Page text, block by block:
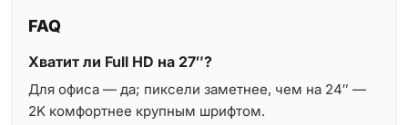
FAQ
Хватит ли Full HD на 27″?
Для офиса — да; пиксели заметнее, чем на 24″ —
2K комфортнее крупным шрифтом.